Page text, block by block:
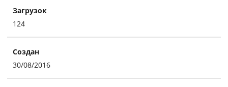
Загрузок
124
Создан
30/08/2016